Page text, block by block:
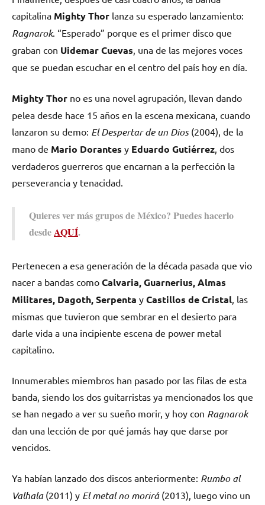
capitalina Mighty Thor lanza su esperado lanzamiento:
Ragnarok. “Esperado” porque es el primer disco que
graban con Uidemar Cuevas , una de las mejores voces
que se puedan escuchar en el centro del país hoy en día.
Mighty Thor no es una novel agrupación, llevan dando
pelea desde hace 15 años en la escena mexicana, cuando
lanzaron su demo: El Despertar de un Dios (2004), de la
mano de Mario Dorantes y Eduardo Gutiérrez , dos
verdaderos guerreros que encarnan a la perfección la
perseverancia y tenacidad.
Quieres ver más grupos de México? Puedes hacerlo
desdeAQUÍ.
Pertenecen a esa generación de la década pasada que vio
nacer a bandas como Calvaria, Guarnerius, Almas
Militares, Dagoth, Serpenta y Castillos de Cristal , las
mismas que tuvieron que sembrar en el desierto para
darle vida a una incipiente escena de power metal
capitalino.
Innumerables miembros han pasado por las filas de esta
banda, siendo los dos guitarristas ya mencionados los que
se han negado a ver su sueño morir, y hoy con Ragnarok
dan una lección de por qué jamás hay que darse por
vencidos.
Ya habían lanzado dos discos anteriormente: Rumbo al
Valhala(2011) y El metal no morirá(2013), luego vino un